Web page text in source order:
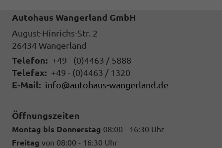
Autohaus Wangerland GmbH
August-Hinrichs-Str. 2
26434 Wangerland
Telefon: +49 - (0)4463 / 5888
Telefax: +49 - (0)4463 / 1320
E-Mail: info@autohaus-wangerland.de
Öffnungszeiten
Montag bis Donnerstag 08:00 - 16:30 Uhr
Freitag von 08:00 - 16:30 Uhr